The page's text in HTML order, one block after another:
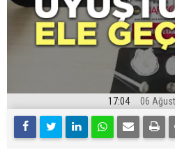
17:04 06